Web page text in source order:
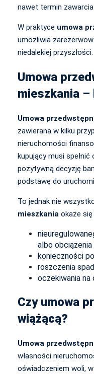
nawet termin
W praktyce umowa
umożliwia
niedalekiej przyszłości.
Umowa
mieszkania –
Umowa
zawierana w kilku
nieruchomości
kupujący musi spełnić
pozytywną decyzję
podstawę do
To jednak nie
mieszkania okaże się
albo
konieczności
roszczenia
oczekiwania na
Czy umowa
wiążącą?
Umowa
własności
oświadczeniem woli,